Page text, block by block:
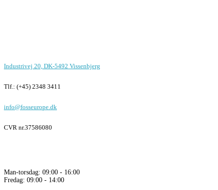
Industrivej 20, DK-5492 Vissenbjerg
Tlf.: (+45) 2348 3411
info@fosseurope.dk
CVR nr.37586080
Man-torsdag: 09:00 - 16:00
Fredag: 09:00 - 14:00